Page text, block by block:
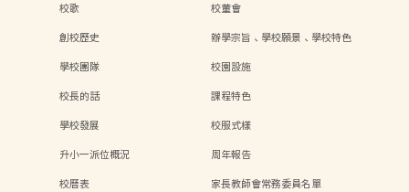
校歌
校董會
創校歷史
辦學宗旨、學校願景、學校特色
學校團隊
校園設施
校長的話
課程特色
學校發展
校服式樣
升小一派位概況
周年報告
校曆表
家長教師會常務委員名單